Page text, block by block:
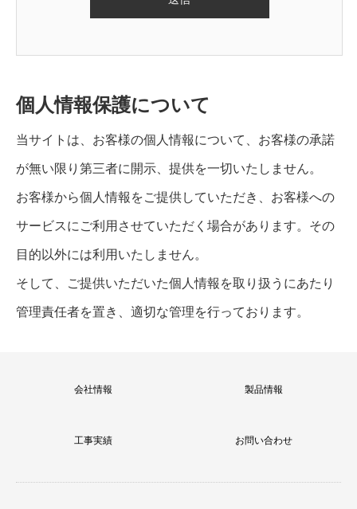
個人情報保護について
当サイトは、お客様の個人情報について、お客様の承諾
が無い限り第三者に開示、提供を一切いたしません。
お客様から個人情報をご提供していただき、お客様への
サービスにご利用させていただく場合があります。その
目的以外には利用いたしません。
そして、ご提供いただいた個人情報を取り扱うにあたり
管理責任者を置き、適切な管理を行っております。
会社情報 製品情報
工事実績 お問い合わせ